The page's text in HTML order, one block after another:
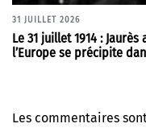
31 JUILLET 2026
Le 31 juillet 1914 :
l’Europe se précipite
Les commentaires